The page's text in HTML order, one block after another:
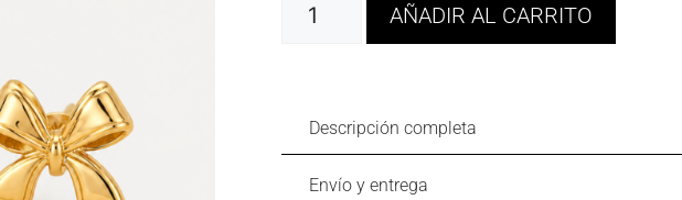
AÑADIR AL CARRITO
Descripción completa
Envío y entrega